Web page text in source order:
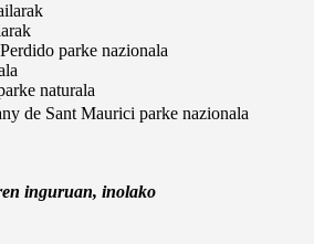
parke nazionala
naturala
de Sant Maurici parke nazionala
inguruan, inolako